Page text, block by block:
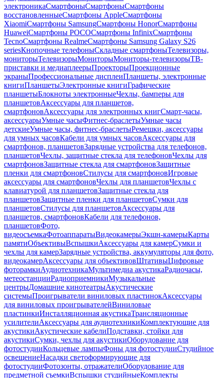
электроникаСмартфоныСмартфоныСмартфоны
восстановленныеСмартфоны AppleСмартфоны
XiaomiСмартфоны SamsungСмартфоны HonorСмартфоны
HuaweiСмартфоны POCOСмартфоны InfinixСмартфоны
TecnoСмартфоны RealmeСмартфоны Samsung Galaxy S26
seriesКнопочные телефоныСкладные смартфоныТелевизоры,
мониторыТелевизорыМониторыМониторы-телевизорыТВ-
приставки и медиаплеерыПроекторыПроекционные
экраныПрофессиональные дисплеиПланшеты, электронные
книгиПланшетыЭлектронные книгиГрафические
планшетыБлокноты электронныеЧехлы, бамперы для
планшетовАксессуары для планшетов,
смартфоновАксессуары для электронных книгСмарт-часы,
аксессуарыУмные часыФитнес-браслетыУмные часы
детскиеУмные часы, фитнес-браслетыРемешки, аксессуары
для умных часовКабели для умных часовАксессуары для
смартфонов, планшетовЗарядные устройства для телефонов,
планшетовЧехлы, защитные стекла для телефоновЧехлы для
смартфоновЗащитные стекла для смартфоновЗащитные
пленки для смартфоновСтилусы для смартфоновИгровые
аксессуары для смартфоновЧехлы для планшетовЧехлы с
клавиатурой для планшетовЗащитные стекла для
планшетовЗащитные пленки для планшетовСумки для
планшетовСтилусы для планшетовАксессуары для
планшетов, смартфоновКабели для телефонов,
планшетовФото,
видеосъемкаФотоаппаратыВидеокамерыЭкшн-камерыКарты
памятиОбъективыВспышкиАксессуары для камерСумки и
чехлы для камерЗарядные устройства, аккумуляторы для фото,
видеокамерАксессуары для объективовШтативыЦифровые
фоторамкиАудиотехникаМультимедиа акустикаРадиочасы,
метеостанцииРадиоприемникиМузыкальные
центрыДомашние кинотеатрыАкустические
системыПроигрыватели виниловых пластинокАксессуары
для виниловых проигрывателейВиниловые
пластинкиИнсталляционная акустикаТрансляционные
усилителиАксессуары для аудиотехникиКомплектующие для
акустикиАкустические кабелиПодставки, стойки для
акустикиСумки, чехлы для акустикиОборудование для
фотостудииКольцевые лампыФоны для фотостудииСтудийное
освещениеНасадки светоформирующие для
фотостудииФотозонты, отражателиОборудование для
предметной съемкиВспышки студийныеКомплекты